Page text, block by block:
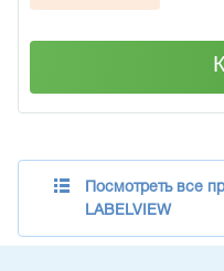
Посмотреть все
LABELVIEW